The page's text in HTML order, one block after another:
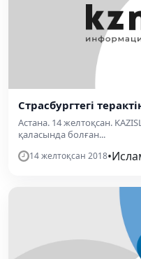
Страсбургтегі
Астана. 14 желтоқсан.
қаласында болған...
14 желтоқсан 2018•